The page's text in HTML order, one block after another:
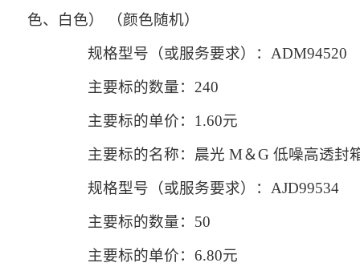
色、白色） （颜色随机）
规格型号（或服务要求）：ADM94520
主要标的数量：240
主要标的单价：1.60元
主要标的名称：晨光 M＆G 低噪高透封
规格型号（或服务要求）：AJD99534
主要标的数量：50
主要标的单价：6.80元